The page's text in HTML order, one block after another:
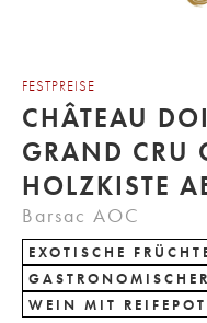
FESTPREISE
CHÂTEAU
GRAND CRU
HOLZKISTE
Barsac AOC
EXOTISCHE
WEIN MIT